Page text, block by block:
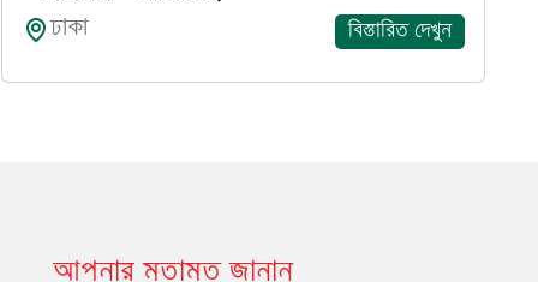
ঢাকা
বিস্তারিত দেখুন
আপনার মতামত জানান